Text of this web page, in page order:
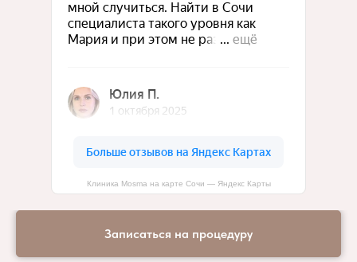
Клиника Mosma на карте Сочи — Яндекс Карты
Записаться на процедуру